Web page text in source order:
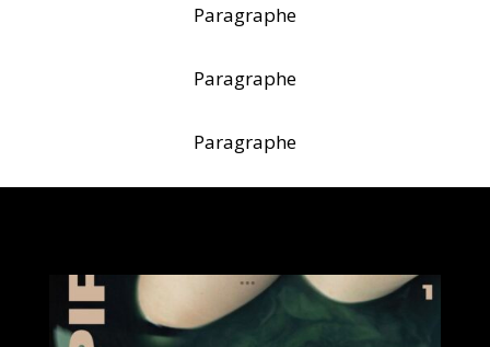
Paragraphe
Paragraphe
Paragraphe